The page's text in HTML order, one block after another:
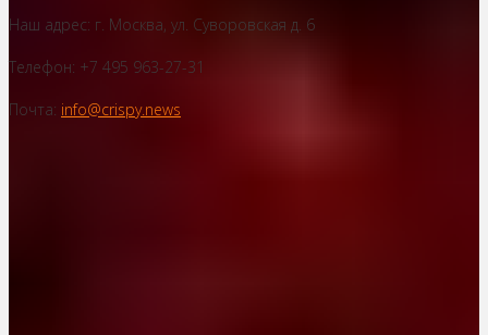
Наш адрес: г. Москва, ул. Суворовская д. 6
Телефон: +7 495 963-27-31
Почта: info@crispy.news